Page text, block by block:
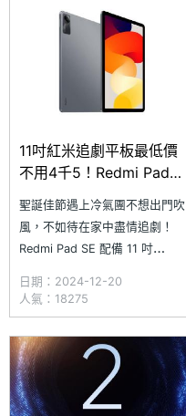
影音體驗！究竟 Redmi Pad SE
目前的通路最低價格如何？哪裡
11吋紅米追劇平板最低價
不用4千5！Redmi Pad
SE通路最低價格一次看
(2024.12)
聖誕佳節遇上冷氣團不想出門吹
風，不如待在家中盡情追劇！
Redmi Pad SE 配備 11 吋
劇的最佳夥伴。不論是想重溫今
年十大熱門台劇，還是觀看新上
線的《魷魚遊戲 2》，內建
8,000mAh 大電池的 Redmi
Pad SE，都能讓你好劇一部接
一部地
日期：2024-12-20
人氣：18275